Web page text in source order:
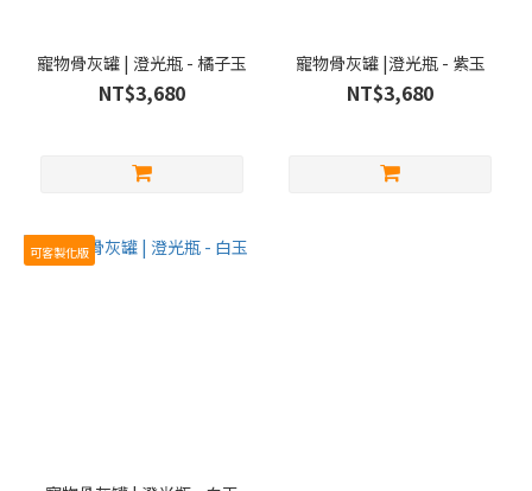
寵物骨灰罐 | 澄光瓶 - 橘子玉
NT$3,680
寵物骨灰罐 |澄光瓶 - 紫玉
NT$3,680
可客製化版